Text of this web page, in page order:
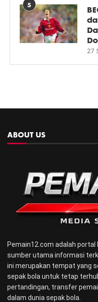
5
27
ABOUT US
Pemain12.com adalah
sumber utama informasi
ini merupakan tempat yang
sepak bola untuk tetap
pertandingan, transfer
dalam dunia sepak bola.